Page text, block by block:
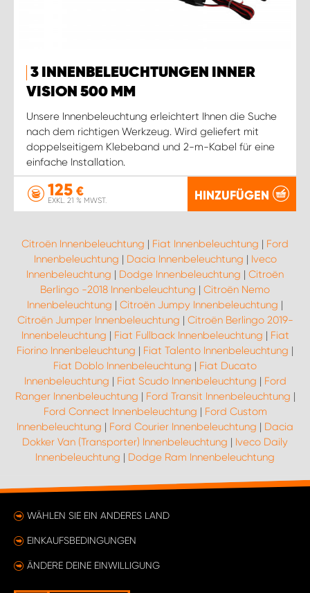
3 INNENBELEUCHTUNGEN INNER
VISION 500 MM
Unsere Innenbeleuchtung erleichtert Ihnen die Suche
nach dem richtigen Werkzeug. Wird geliefert mit
doppelseitigem Klebeband und 2-m-Kabel für eine
einfache Installation.
125 €
EXKL. 21 % MWST. HINZUFÜGEN
Citroën Innenbeleuchtung | Fiat Innenbeleuchtung | Ford
Innenbeleuchtung | Dacia Innenbeleuchtung | Iveco
Innenbeleuchtung | Dodge Innenbeleuchtung | Citroën
Berlingo -2018 Innenbeleuchtung | Citroën Nemo
Innenbeleuchtung | Citroën Jumpy Innenbeleuchtung |
Citroën Jumper Innenbeleuchtung | Citroën Berlingo 2019-
Innenbeleuchtung | Fiat Fullback Innenbeleuchtung | Fiat
Fiorino Innenbeleuchtung | Fiat Talento Innenbeleuchtung |
Fiat Doblo Innenbeleuchtung | Fiat Ducato
Innenbeleuchtung | Fiat Scudo Innenbeleuchtung | Ford
Ranger Innenbeleuchtung | Ford Transit Innenbeleuchtung |
Ford Connect Innenbeleuchtung | Ford Custom
Innenbeleuchtung | Ford Courier Innenbeleuchtung | Dacia
Dokker Van (Transporter) Innenbeleuchtung | Iveco Daily
Innenbeleuchtung | Dodge Ram Innenbeleuchtung
WÄHLEN SIE EIN ANDERES LAND
EINKAUFSBEDINGUNGEN
ÄNDERE DEINE EINWILLIGUNG